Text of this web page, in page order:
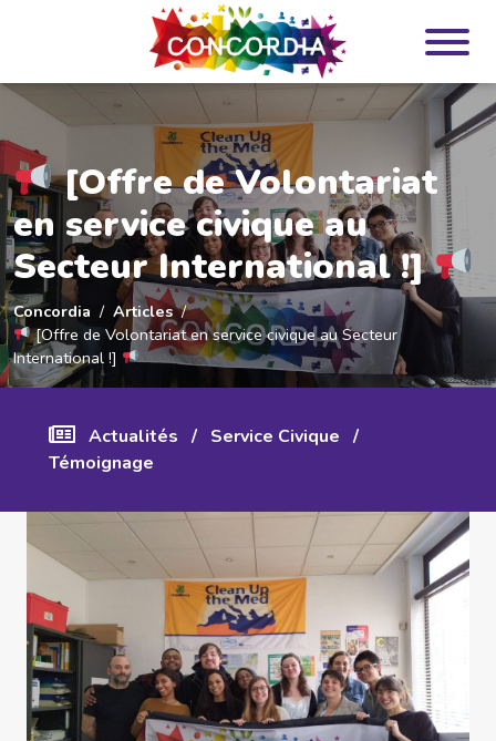
[Offre de Volontariat
en service civique au
Secteur International !]
Concordia
Articles
[Offre de Volontariat en service civique au Secteur
International !]
Actualités / Service Civique /
Témoignage
Panneau de gestion des cookies